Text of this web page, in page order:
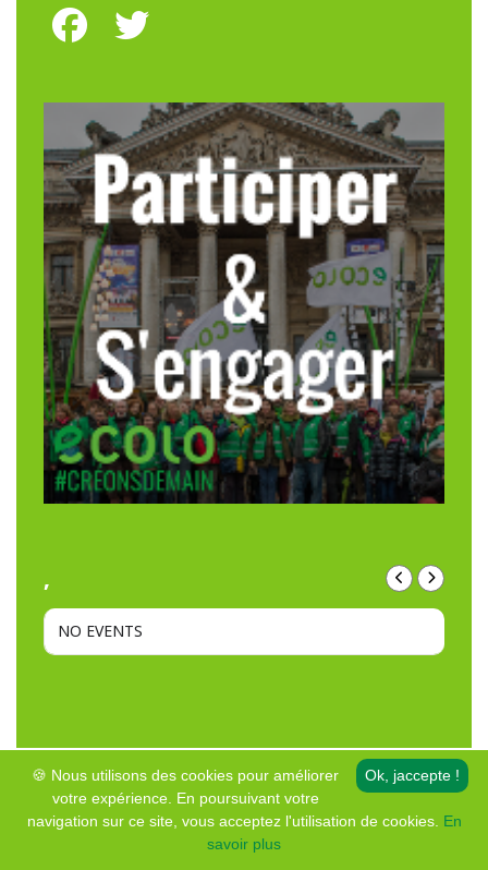
,
NO EVENTS
© Copyright • Ecolo – Genappe
Mentions légales et protection de la vie privée
Ok, jaccepte !
🍪 Nous utilisons des cookies pour améliorer
votre expérience. En poursuivant votre
navigation sur ce site, vous acceptez l'utilisation de cookies. En
savoir plus